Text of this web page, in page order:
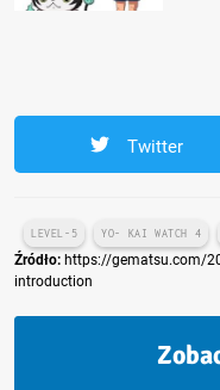
Twitter
LEVEL-5 YO- KAI WATCH 4
Źródło: https://gematsu.com/
introduction